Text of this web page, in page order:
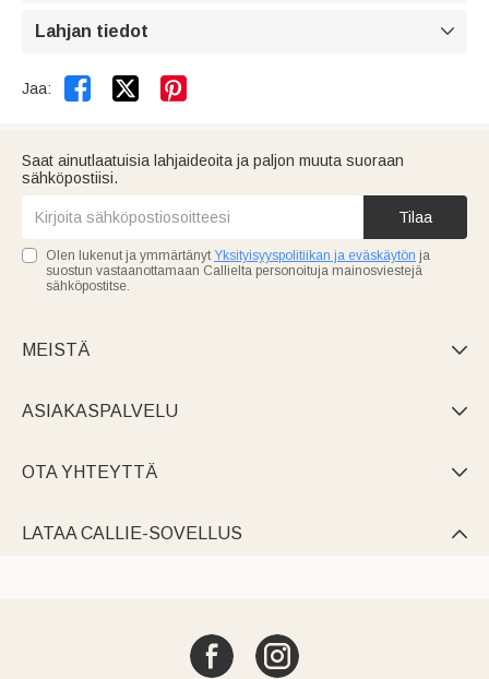
Lahjan tiedot 
Jaa:  
Saat ainutlaatuisia lahjaideoita ja paljon muuta suoraan
sähköpostiisi.
Tilaa
Olen lukenut ja ymmärtänyt Yksityisyyspolitiikan ja eväskäytön ja
suostun vastaanottamaan Callielta personoituja mainosviestejä
sähköpostitse.
MEISTÄ 
ASIAKASPALVELU 
OTA YHTEYTTÄ 
LATAA CALLIE-SOVELLUS 